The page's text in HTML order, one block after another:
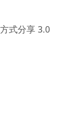
式分享 3.0